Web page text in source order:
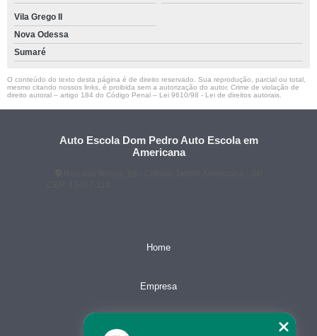
Vila Grego II
Nova Odessa
Sumaré
O conteúdo do texto desta página é de direito reservado. Sua reprodução, parcial ou total,
mesmo citando nossos links, é proibida sem a autorização do autor. Crime de violação de
direito autoral – artigo 184 do Código Penal – Lei 9610/98 - Lei de direitos autorais
Auto Escola Dom Pedro Auto Escola em
Americana
Home
Empresa